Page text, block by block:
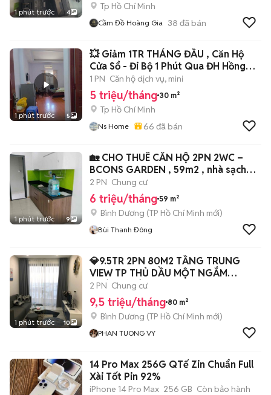
1 phút trước 4
Tp Hồ Chí Minh
Cầm Đồ Hoàng Gia 38 đã bán
1 phút trước 5
💥 Giảm 1TR THÁNG ĐẦU , Căn Hộ
Cửa Sổ - Đi Bộ 1 Phút Qua ĐH Hồng
Bàng
1 PN Căn hộ dịch vụ, mini
5 triệu/tháng 30 m²
Tp Hồ Chí Minh
Ns Home 66 đã bán
1 phút trước 9
🏡 CHO THUÊ CĂN HỘ 2PN 2WC –
BCONS GARDEN , 59m2 , nhà sạch
đẹp
2 PN Chung cư
6 triệu/tháng 59 m²
Bình Dương (TP Hồ Chí Minh mới)
Bùi Thanh Đông
1 phút trước 10
💎9.5TR 2PN 80M2 TẦNG TRUNG
VIEW TP THỦ DẦU MỘT NGẮM
HOÀNG HÔN C-SKY
2 PN Chung cư
9,5 triệu/tháng 80 m²
Bình Dương (TP Hồ Chí Minh mới)
PHAN TUONG VY
14 Pro Max 256G QTế Zin Chuẩn Full
Xài Tốt Pin 92%
iPhone 14 Pro Max 256 GB Còn bảo hành